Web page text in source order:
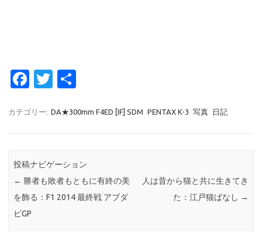
Fa
e
o
k
T
it
カテゴリー: DA★300mm F4ED [IF] SDM PENTAX K-3 写真 日記
投稿ナビゲーション
← 勝者も敗者もともに有終の美
を飾る：F1 2014 最終戦 アブダ
ビGP
人は昔から猫と共に生きてき
た：江戸猫ばなし →